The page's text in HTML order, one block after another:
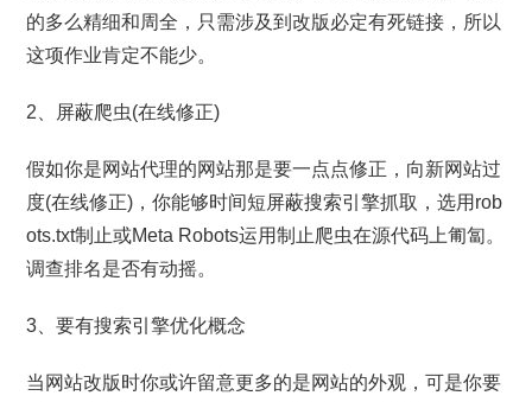
的多么精细和周全，只需涉及到改版必定有死链接，所以
这项作业肯定不能少。
2、屏蔽爬虫(在线修正)
假如你是网站代理的网站那是要一点点修正，向新网站过
度(在线修正)，你能够时间短屏蔽搜索引擎抓取，选用rob
ots.txt制止或Meta Robots运用制止爬虫在源代码上匍匐。
调查排名是否有动摇。
3、要有搜索引擎优化概念
当网站改版时你或许留意更多的是网站的外观，可是你要